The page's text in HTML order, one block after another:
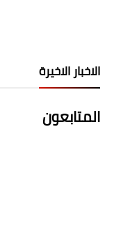
الاخبار الاخيرة
المتابعون